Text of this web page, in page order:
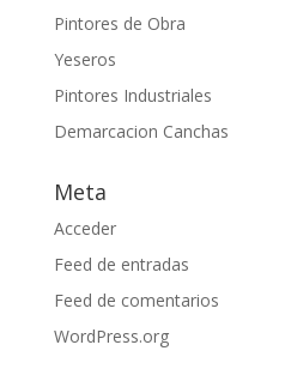
Pintores de Obra
Yeseros
Pintores Industriales
Demarcacion Canchas
Meta
Acceder
Feed de entradas
Feed de comentarios
WordPress.org